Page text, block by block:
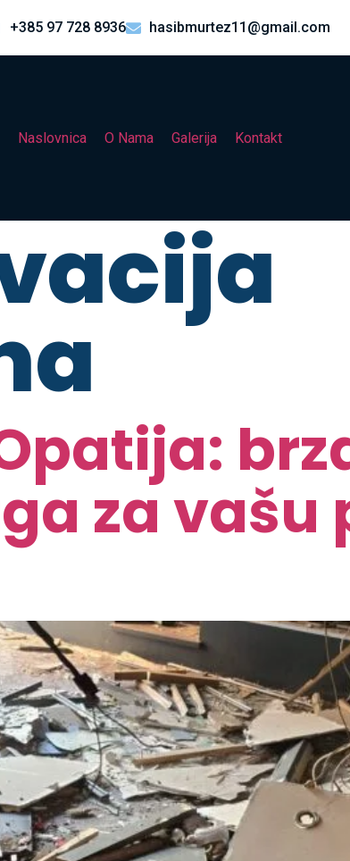
+385 97 728 8936 hasibmurtez11@gmail.com
Naslovnica O Nama Galerija Kontakt
za vašu